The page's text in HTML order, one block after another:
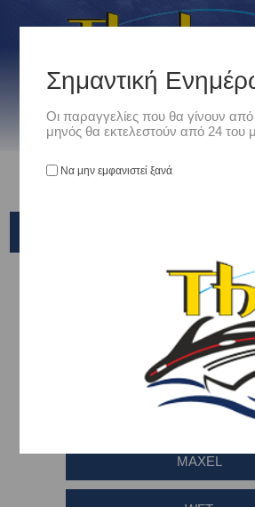
ΟΡΙΖΟΝΤΙΟΥ ΤΥΜΠΑΝΟΥ
SHIMANO
OMOTO
MAXEL
Σημαντική
Οι παραγγελίες που θα γίνουν
μηνός θα εκτελεστούν από 24 του
Να μην εμφανιστεί ξανά